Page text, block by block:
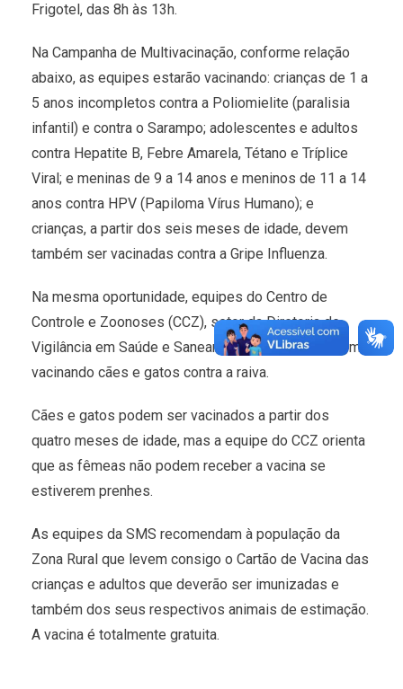
Frigotel, das 8h às 13h.
Na Campanha de Multivacinação, conforme relação
abaixo, as equipes estarão vacinando: crianças de 1 a
5 anos incompletos contra a Poliomielite (paralisia
infantil) e contra o Sarampo; adolescentes e adultos
contra Hepatite B, Febre Amarela, Tétano e Tríplice
Viral; e meninas de 9 a 14 anos e meninos de 11 a 14
anos contra HPV (Papiloma Vírus Humano); e
crianças, a partir dos seis meses de idade, devem
também ser vacinadas contra a Gripe Influenza.
Na mesma oportunidade, equipes do Centro de
Controle e Zoonoses (CCZ), setor da Diretoria de
Vigilância em Saúde e Saneamento, estarão também
vacinando cães e gatos contra a raiva.
Cães e gatos podem ser vacinados a partir dos
quatro meses de idade, mas a equipe do CCZ orienta
que as fêmeas não podem receber a vacina se
estiverem prenhes.
As equipes da SMS recomendam à população da
Zona Rural que levem consigo o Cartão de Vacina das
crianças e adultos que deverão ser imunizadas e
também dos seus respectivos animais de estimação.
A vacina é totalmente gratuita.